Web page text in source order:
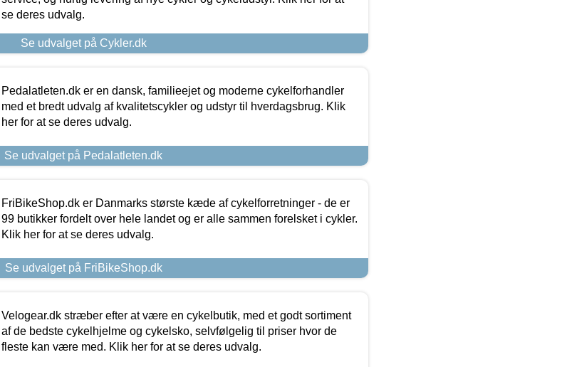
se deres udvalg.
Se udvalget på Cykler.dk
Pedalatleten.dk er en dansk, familieejet og moderne cykelforhandler
med et bredt udvalg af kvalitetscykler og udstyr til hverdagsbrug. Klik
her for at se deres udvalg.
Se udvalget på Pedalatleten.dk
FriBikeShop.dk er Danmarks største kæde af cykelforretninger - de er
99 butikker fordelt over hele landet og er alle sammen forelsket i cykler.
Klik her for at se deres udvalg.
Se udvalget på FriBikeShop.dk
Velogear.dk stræber efter at være en cykelbutik, med et godt sortiment
af de bedste cykelhjelme og cykelsko, selvfølgelig til priser hvor de
fleste kan være med. Klik her for at se deres udvalg.